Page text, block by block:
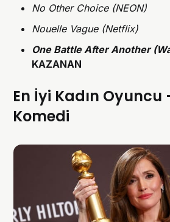
No Other Choice (NEON)
Nouelle Vague (Netflix)
One Battle After Another
KAZANAN
En İyi Kadın
Komedi